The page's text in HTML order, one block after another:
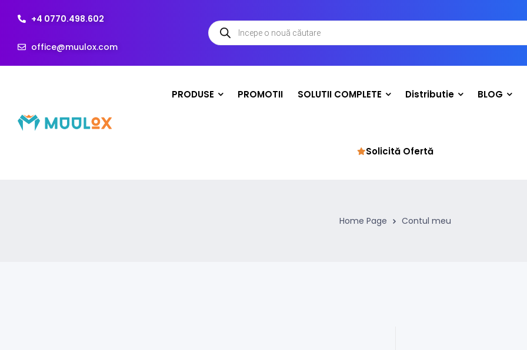
+4 0770.498.602
office@muulox.com
PRODUSE PROMOTII SOLUTII COMPLETE Distributie BLOG
Solicită Ofertă
Home Page Contul meu